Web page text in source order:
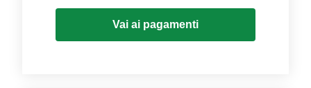
Vai ai pagamenti